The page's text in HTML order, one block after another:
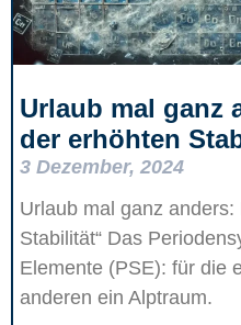
Urlaub mal ganz
der erhöhten
3 Dezember, 2024
Urlaub mal ganz anders:
Stabilität“ Das
Elemente (PSE): für die
anderen ein Alptraum.